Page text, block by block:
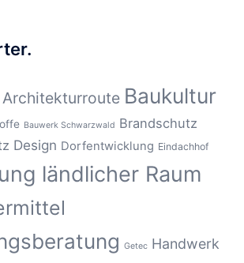
KONTRASTE
Architekturroute Baukultur
Bauwerk Schwarzwald Brandschutz
Design Dorfentwicklung Eindachhof
ländlicher Raum
Getec Handwerk